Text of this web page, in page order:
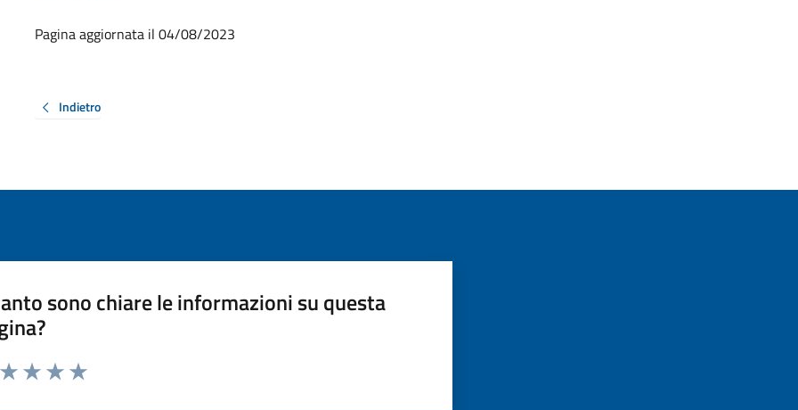
Pagina aggiornata il 04/08/2023
Indietro
sono chiare le informazioni su questa
da 1 a 5 stelle la pagina